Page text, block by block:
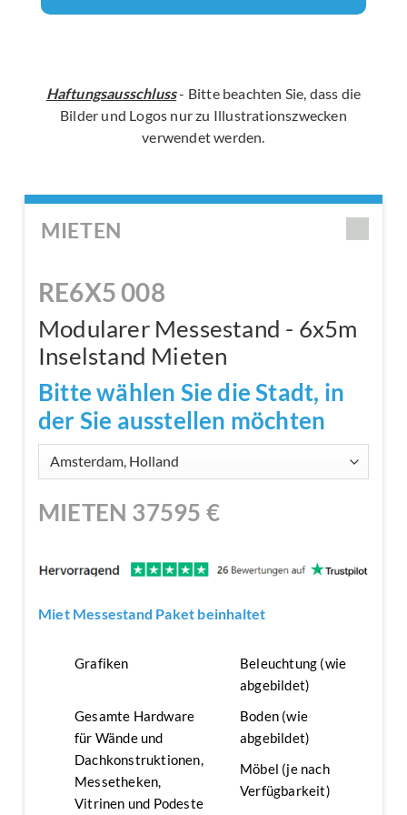
Haftungsausschluss- Bitte beachten Sie, dass die
Bilder und Logos nur zu Illustrationszwecken
verwendet werden.
MIETEN
RE6X5 008
Modularer Messestand - 6x5m
Inselstand Mieten
Bitte wählen Sie die Stadt, in
der Sie ausstellen möchten
MIETEN 37595 €
Miet Messestand Paket beinhaltet
Grafiken
Beleuchtung (wie
abgebildet)
Gesamte Hardware
für Wände und
Dachkonstruktionen,
Messetheken,
Vitrinen und Podeste
Boden (wie
abgebildet)
Möbel (je nach
Verfügbarkeit)